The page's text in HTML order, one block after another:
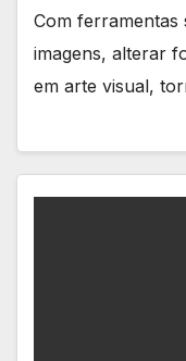
Com ferramentas
imagens, alterar
em arte visual,